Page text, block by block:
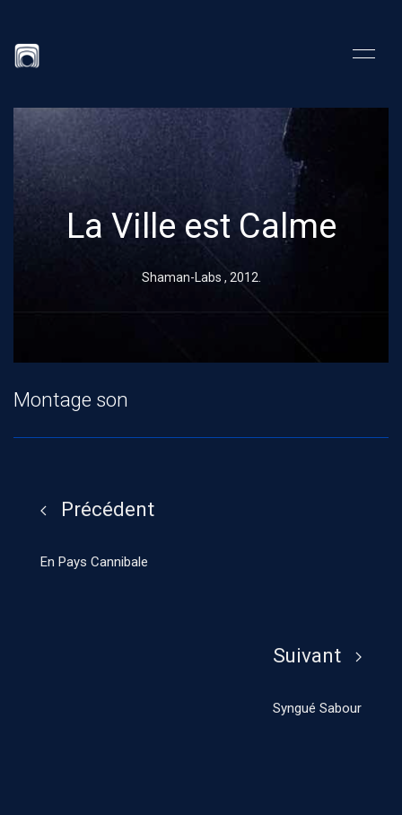
La Ville est Calme
Shaman-Labs , 2012
Montage son
Précédent
En Pays Cannibale
Suivant
Syngué Sabour